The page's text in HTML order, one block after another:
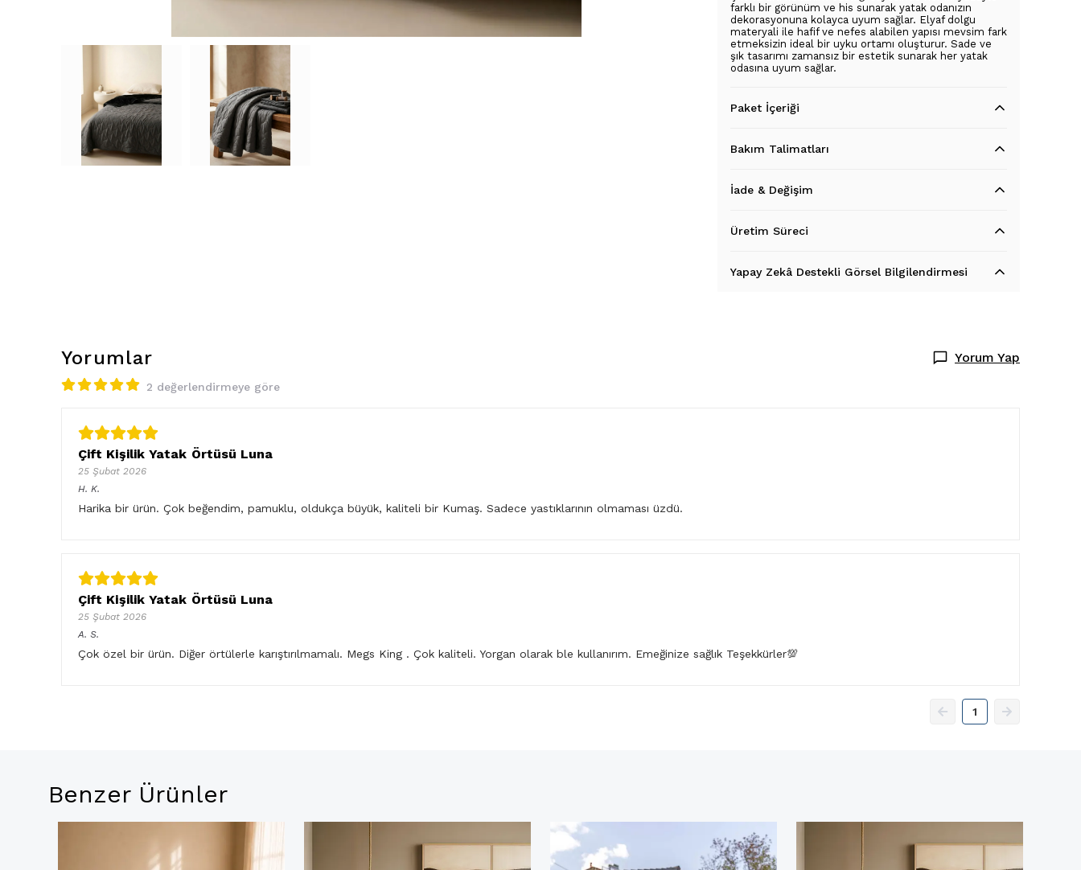
farklı bir görünüm ve his sunarak yatak odanızın
dekorasyonuna kolayca uyum sağlar. Elyaf dolgu
materyali ile hafif ve nefes alabilen yapısı mevsim fark
etmeksizin ideal bir uyku ortamı oluşturur. Sade ve
şık tasarımı zamansız bir estetik sunarak her yatak
odasına uyum sağlar.
Paket İçeriği
Bakım Talimatları
İade & Değişim
Üretim Süreci
Yapay Zekâ Destekli Görsel Bilgilendirmesi
Yorumlar Yorum Yap
2 değerlendirmeye göre
Çift Kişilik Yatak Örtüsü Luna
25 Şubat 2026
H. K.
Harika bir ürün. Çok beğendim, pamuklu, oldukça büyük, kaliteli bir Kumaş. Sadece yastıklarının olmaması üzdü.
Çift Kişilik Yatak Örtüsü Luna
25 Şubat 2026
A. S.
Çok özel bir ürün. Diğer örtülerle karıştırılmamalı. Megs King . Çok kaliteli. Yorgan olarak ble kullanırım. Emeğinize sağlık Teşekkürler💯
1
Benzer Ürünler